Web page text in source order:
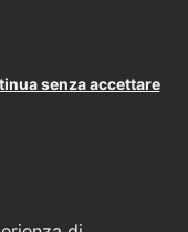
senza accettare